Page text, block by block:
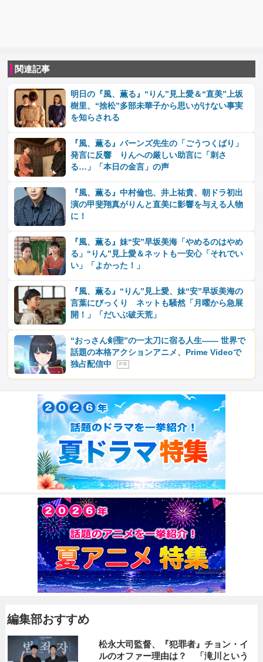
関連記事
明日の『風、薫る』“りん”見上愛＆“直美”上坂
樹里、“捨松”多部未華子から思いがけない事実
を知らされる
『風、薫る』バーンズ先生の「ごうつくばり」
発言に反響 りんへの厳しい助言に「刺さ
る…」「本日の金言」の声
『風、薫る』中村倫也、井上祐貴、朝ドラ初出
演の甲斐翔真がりんと直美に影響を与える人物
に！
『風、薫る』妹“安”早坂美海「やめるのはやめ
る」“りん”見上愛＆ネットも一安心「それでい
い」「よかった！」
『風、薫る』“りん”見上愛、妹“安”早坂美海の
言葉にびっくり ネットも騒然「月曜から急展
開！」「だいぶ破天荒」
“おっさん剣聖”の一太刀に宿る人生―― 世界で
話題の本格アクションアニメ、Prime Videoで
独占配信中
P R
編集部おすすめ
松永大司監督、『犯罪者』チョン・イ
ルのオファー理由は？ 「滝川という